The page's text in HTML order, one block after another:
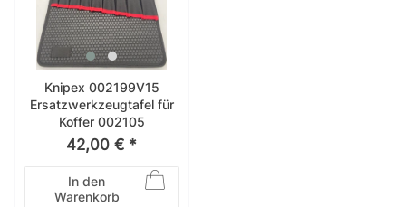
Knipex 002199V15
Ersatzwerkzeugtafel für
Koffer 002105
42,00 € *
In den
Warenkorb